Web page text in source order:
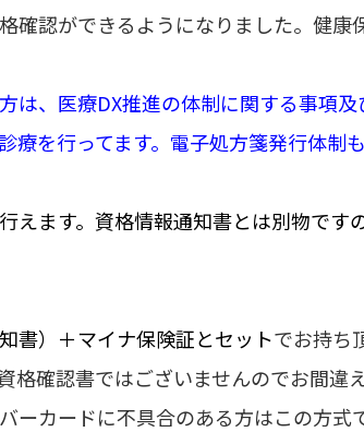
確認ができるようになりました。健
は、医療DX推進の体制に関する事項
を行ってます。電子処方箋発行体制も
えます。資格情報通知書とは別物です
書）＋マイナ保険証とセットでお持ち
格確認書ではございませんのでお間違
ーカードに不具合のある方はこの方式